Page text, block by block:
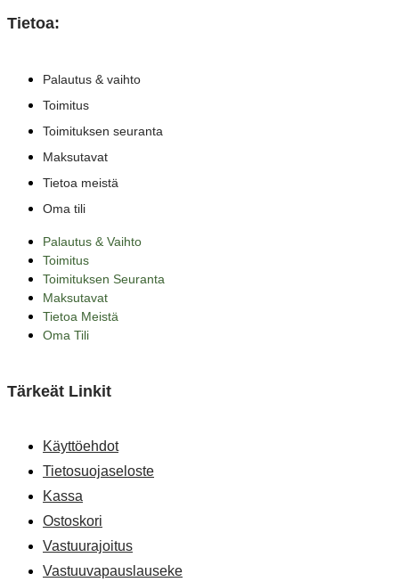
Tietoa:
Palautus & vaihto
Toimitus
Toimituksen seuranta
Maksutavat
Tietoa meistä
Oma tili
Palautus & Vaihto
Toimitus
Toimituksen Seuranta
Maksutavat
Tietoa Meistä
Oma Tili
Tärkeät Linkit
Käyttöehdot
Tietosuojaseloste
Kassa
Ostoskori
Vastuurajoitus
Vastuuvapauslauseke